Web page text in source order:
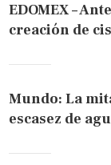
EDOMEX –
creación de
Mundo: La
escasez de